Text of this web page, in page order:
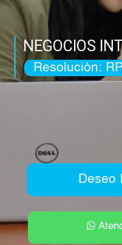
NEGOCIOS
Resolución:
Deseo